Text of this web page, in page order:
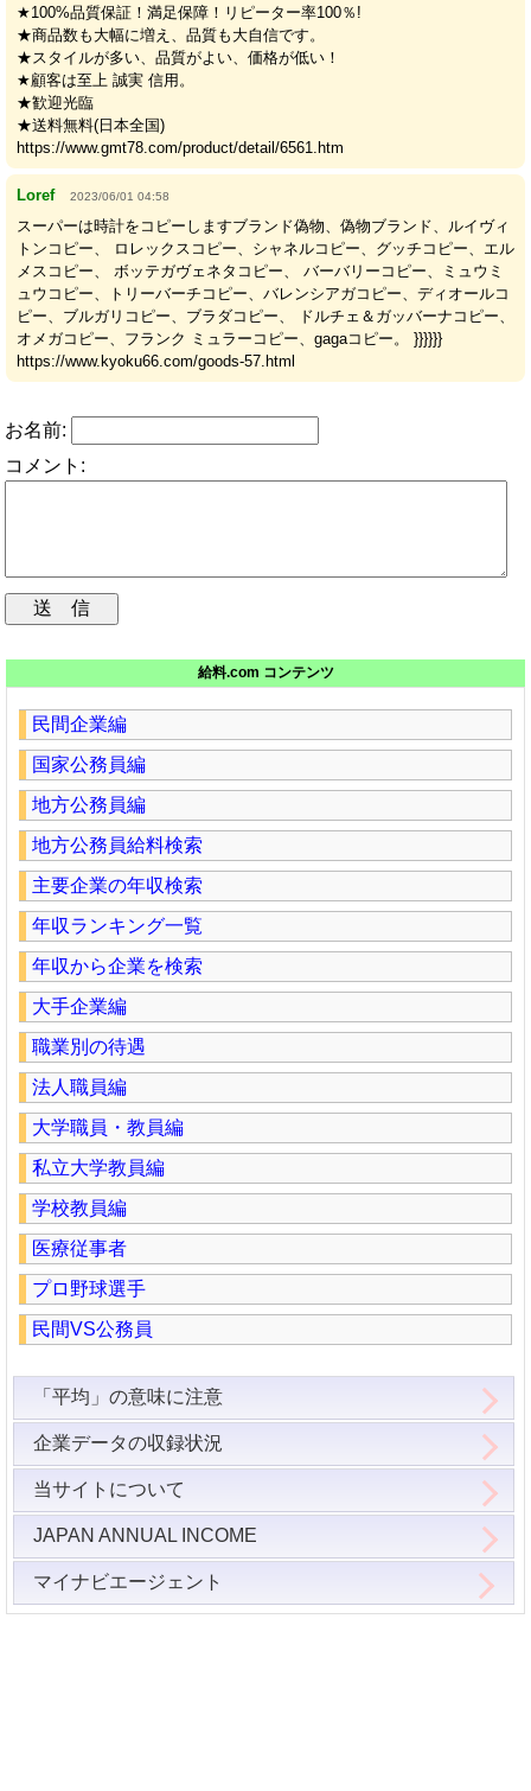
★100%品質保証！満足保障！リピーター率100％!
★商品数も大幅に増え、品質も大自信です。
★スタイルが多い、品質がよい、価格が低い！
★顧客は至上 誠実 信用。
★歓迎光臨
★送料無料(日本全国)
https://www.gmt78.com/product/detail/6561.htm
Loref 2023/06/01 04:58
スーパーは時計をコピーしますブランド偽物、偽物ブランド、ルイヴィ
トンコピー、 ロレックスコピー、シャネルコピー、グッチコピー、エル
メスコピー、 ボッテガヴェネタコピー、 バーバリーコピー、ミュウミ
ュウコピー、トリーバーチコピー、バレンシアガコピー、ディオールコ
ピー、ブルガリコピー、ブラダコピー、 ドルチェ＆ガッバーナコピー、
オメガコピー、フランク ミュラーコピー、gagaコピー。 }}}}}}
https://www.kyoku66.com/goods-57.html
お名前:
コメント:
給料.com コンテンツ
民間企業編
国家公務員編
地方公務員編
地方公務員給料検索
主要企業の年収検索
年収ランキング一覧
年収から企業を検索
大手企業編
職業別の待遇
法人職員編
大学職員・教員編
私立大学教員編
学校教員編
医療従事者
プロ野球選手
民間VS公務員
「平均」の意味に注意
企業データの収録状況
当サイトについて
JAPAN ANNUAL INCOME
マイナビエージェント